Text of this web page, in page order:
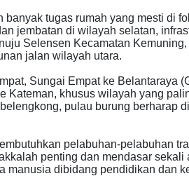
banyak tugas rumah yang mesti di
jembatan di wilayah selatan,
Selensen Kecamatan
jalan wilayah utara.
Sungai Empat ke Belantaraya
Kateman, khusus wilayah yang
pulau burung berharap
pelabuhan-pelabuhan
penting dan mendasar sekali
manusia dibidang pendidikan dan